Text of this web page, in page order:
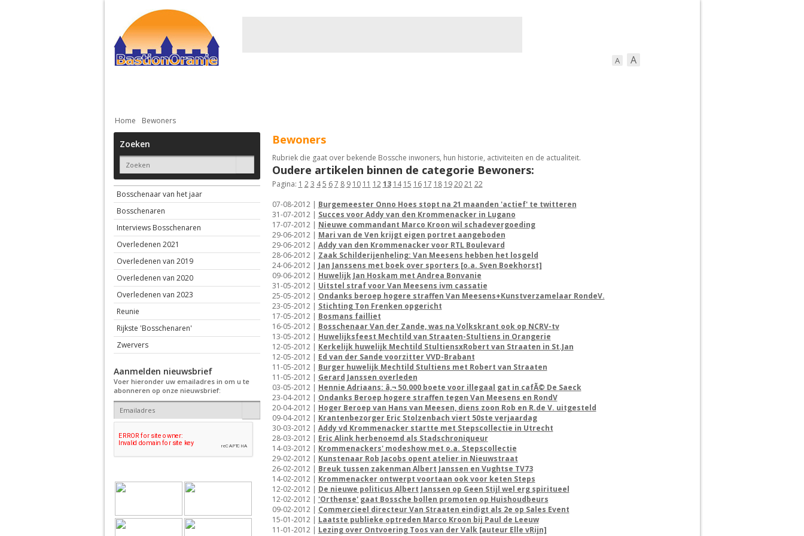
A A
Home Bewoners
Zoeken
Bosschenaar van het jaar
Bosschenaren
Interviews Bosschenaren
Overledenen 2021
Overledenen van 2019
Overledenen van 2020
Overledenen van 2023
Reunie
Rijkste 'Bosschenaren'
Zwervers
Aanmelden nieuwsbrief
Voer hieronder uw emailadres in om u te
abonneren op onze nieuwsbrief:
Bewoners
Rubriek die gaat over bekende Bossche inwoners, hun historie, activiteiten en de actualiteit.
Oudere artikelen binnen de categorie Bewoners:
Pagina: 1 2 3 4 5 6 7 8 9 10 11 12 13 14 15 16 17 18 19 20 21 22
07-08-2012 | Burgemeester Onno Hoes stopt na 21 maanden 'actief' te twitteren
31-07-2012 | Succes voor Addy van den Krommenacker in Lugano
17-07-2012 | Nieuwe commandant Marco Kroon wil schadevergoeding
29-06-2012 | Mari van de Ven krijgt eigen portret aangeboden
29-06-2012 | Addy van den Krommenacker voor RTL Boulevard
28-06-2012 | Zaak Schilderijenheling: Van Meesens hebben het losgeld
24-06-2012 | Jan Janssens met boek over sporters [o.a. Sven Boekhorst]
09-06-2012 | Huwelijk Jan Hoskam met Andrea Bonvanie
31-05-2012 | Uitstel straf voor Van Meesens ivm cassatie
25-05-2012 | Ondanks beroep hogere straffen Van Meesens+Kunstverzamelaar RondeV.
23-05-2012 | Stichting Ton Frenken opgericht
17-05-2012 | Bosmans failliet
16-05-2012 | Bosschenaar Van der Zande, was na Volkskrant ook op NCRV-tv
13-05-2012 | Huwelijksfeest Mechtild van Straaten-Stultiens in Orangerie
12-05-2012 | Kerkelijk huwelijk Mechtild StultiensxRobert van Straaten in St.Jan
12-05-2012 | Ed van der Sande voorzitter VVD-Brabant
11-05-2012 | Burger huwelijk Mechtild Stultiens met Robert van Straaten
11-05-2012 | Gerard Janssen overleden
03-05-2012 | Hennie Adriaans: â‚¬ 50.000 boete voor illegaal gat in cafÃ© De Saeck
23-04-2012 | Ondanks Beroep hogere straffen tegen Van Meesens en RondV
20-04-2012 | Hoger Beroep van Hans van Meesen, diens zoon Rob en R.de V. uitgesteld
09-04-2012 | Krantenbezorger Eric Stolzenbach viert 50ste verjaardag
30-03-2012 | Addy vd Krommenacker startte met Stepscollectie in Utrecht
28-03-2012 | Eric Alink herbenoemd als Stadschroniqueur
14-03-2012 | Krommenackers' modeshow met o.a. Stepscollectie
29-02-2012 | Kunstenaar Rob Jacobs opent atelier in Nieuwstraat
26-02-2012 | Breuk tussen zakenman Albert Janssen en Vughtse TV73
14-02-2012 | Krommenacker ontwerpt voortaan ook voor keten Steps
12-02-2012 | De nieuwe politicus Albert Janssen op Geen Stijl wel erg spiritueel
12-02-2012 | 'Orthense' gaat Bossche bollen promoten op Huishoudbeurs
09-02-2012 | Commercieel directeur Van Straaten eindigt als 2e op Sales Event
15-01-2012 | Laatste publieke optreden Marco Kroon bij Paul de Leeuw
11-01-2012 | Lezing over Ontvoering Toos van der Valk [auteur Elle vRijn]